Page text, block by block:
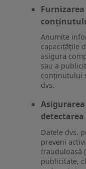
Anumite
capacitățile
asigura
sau a
conținutului
dvs.
Datele dvs.
preveni
frauduloasă
publicitate,